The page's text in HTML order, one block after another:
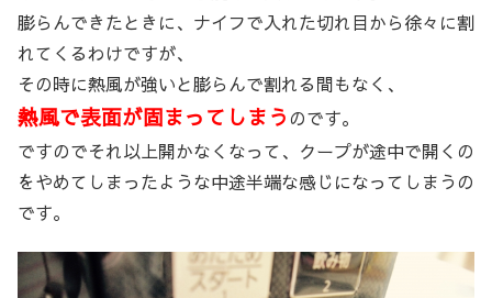
膨らんできたときに、ナイフで入れた切れ目から徐々に割
れてくるわけですが、
その時に熱風が強いと膨らんで割れる間もなく、
熱風で表面が固まってしまう のです。
ですのでそれ以上開かなくなって、クープが途中で開くの
をやめてしまったような中途半端な感じになってしまうの
です。